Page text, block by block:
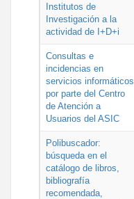
Institutos de
Investigación a la
actividad de I+D+i
Consultas e
incidencias en
servicios informáticos
por parte del Centro
de Atención a
Usuarios del ASIC
Polibuscador:
búsqueda en el
catálogo de libros,
bibliografía
recomendada,